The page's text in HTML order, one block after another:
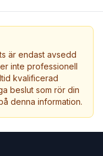
är endast avsedd
inte professionell
kvalificerad
beslut som rör din
denna information.